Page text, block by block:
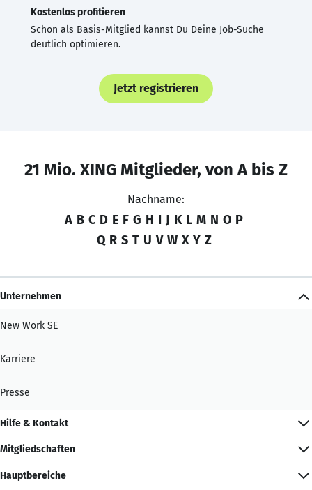
Kostenlos profitieren
Schon als Basis-Mitglied kannst Du Deine Job-Suche
deutlich optimieren.
Jetzt registrieren
21 Mio. XING Mitglieder, von A bis Z
Nachname:
A B C D E F G H I J K L M N O P
Q R S T U V W X Y Z
Unternehmen
New Work SE
Karriere
Presse
Hilfe & Kontakt
Mitgliedschaften
Hauptbereiche